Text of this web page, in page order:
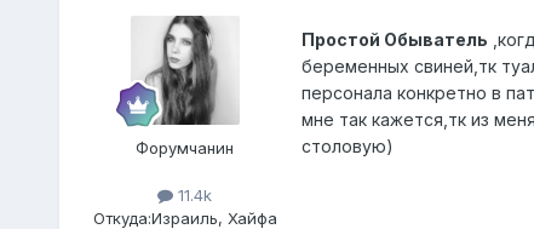
Форумчанин
11.4k
Откуда:Израиль, Хайфа
Простой Обыватель
беременных свиней,тк
персонала конкретно в
мне так кажется,тк из
столовую)